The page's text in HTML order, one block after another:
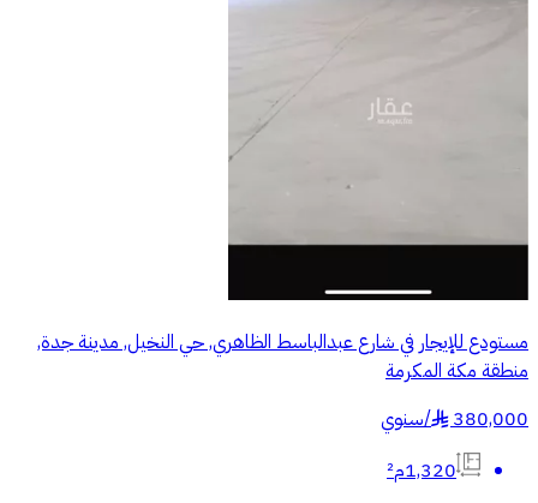
مستودع للإيجار في شارع عبدالباسط الظاهري, حي النخيل, مدينة جدة,
منطقة مكة المكرمة
380,000
§
/سنوي
1,320م²